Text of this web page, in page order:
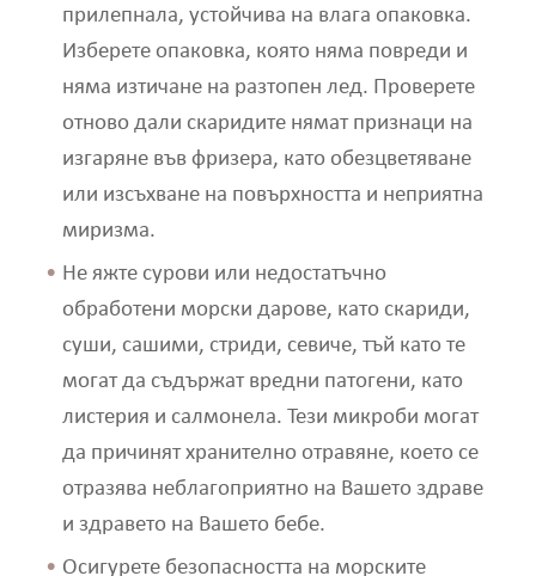
прилепнала, устойчива на влага опаковка.
Изберете опаковка, която няма повреди и
няма изтичане на разтопен лед. Проверете
отново дали скаридите нямат признаци на
изгаряне във фризера, като обезцветяване
или изсъхване на повърхността и неприятна
миризма.
Не яжте сурови или недостатъчно
обработени морски дарове, като скариди,
суши, сашими, стриди, севиче, тъй като те
могат да съдържат вредни патогени, като
листерия и салмонела. Тези микроби могат
да причинят хранително отравяне, което се
отразява неблагоприятно на Вашето здраве
и здравето на Вашето бебе.
Осигурете безопасността на морските